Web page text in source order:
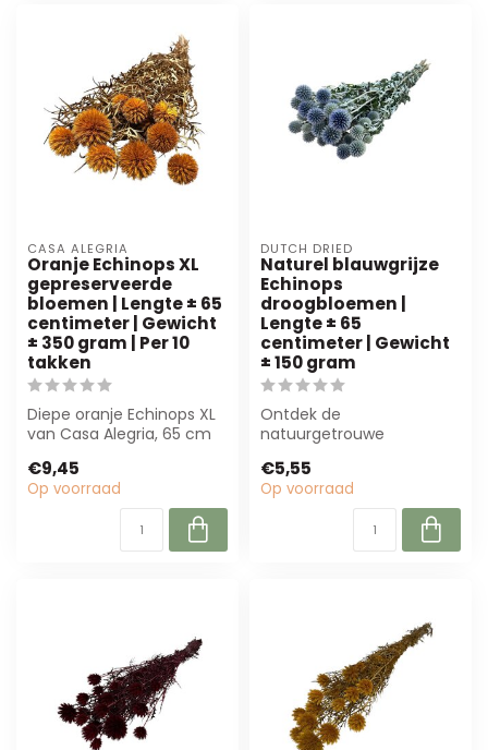
CASA ALEGRIA
Oranje Echinops XL
gepreserveerde
bloemen | Lengte ± 65
centimeter | Gewicht
± 350 gram | Per 10
takken
Diepe oranje Echinops XL
van Casa Alegria, 65 cm
Duurzaam e...
€9,45
Op voorraad
DUTCH DRIED
Naturel blauwgrijze
Echinops
droogbloemen |
Lengte ± 65
centimeter | Gewicht
± 150 gram
Ontdek de
natuurgetrouwe
droogbloemen van Dutch
Dried. Perf...
€5,55
Op voorraad